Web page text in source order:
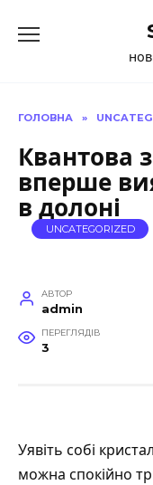
до
ГОЛОВНА »
Квантова
вперше
в долоні
UNCATEGORIZED
АВТОР
admin
ПЕРЕГЛЯДІВ
3
Уявіть собі
можна спокійно